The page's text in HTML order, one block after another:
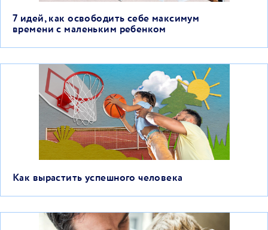
7 идей, как освободить себе максимум
времени с маленьким ребенком
Как вырастить успешного человека